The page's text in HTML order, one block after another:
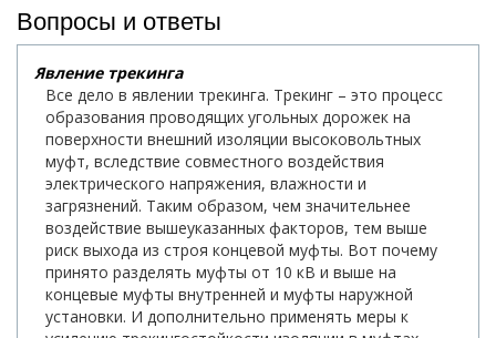
Вопросы и ответы
Явление трекинга
Все дело в явлении трекинга. Трекинг – это процесс
образования проводящих угольных дорожек на
поверхности внешний изоляции высоковольтных
муфт, вследствие совместного воздействия
электрического напряжения, влажности и
загрязнений. Таким образом, чем значительнее
воздействие вышеуказанных факторов, тем выше
риск выхода из строя концевой муфты. Вот почему
принято разделять муфты от 10 кВ и выше на
концевые муфты внутренней и муфты наружной
установки. И дополнительно применять меры к